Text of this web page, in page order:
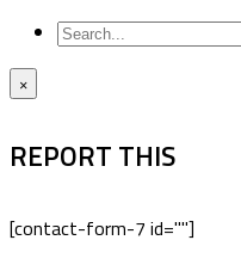
×
REPORT THIS
[contact-form-7 id=""]